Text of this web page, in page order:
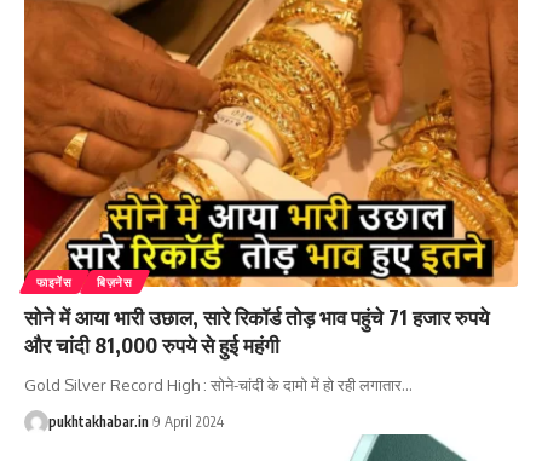
फाइनेंस बिज़नेस
सोने में आया भारी उछाल, सारे रिकॉर्ड तोड़ भाव पहुंचे 71 हजार रुपये
और चांदी 81,000 रुपये से हुई महंगी
Gold Silver Record High : सोने-चांदी के दामो में हो रही लगातार…
pukhtakhabar.in 9 April 2024